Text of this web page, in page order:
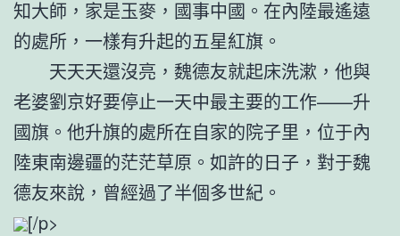
知大師，家是玉麥，國事中國。在內陸最遙遠
的處所，一樣有升起的五星紅旗。
天天天還沒亮，魏德友就起床洗漱，他與
老婆劉京好要停止一天中最主要的工作——升
國旗。他升旗的處所在自家的院子里，位于內
陸東南邊疆的茫茫草原。如許的日子，對于魏
德友來說，曾經過了半個多世紀。
[/p>